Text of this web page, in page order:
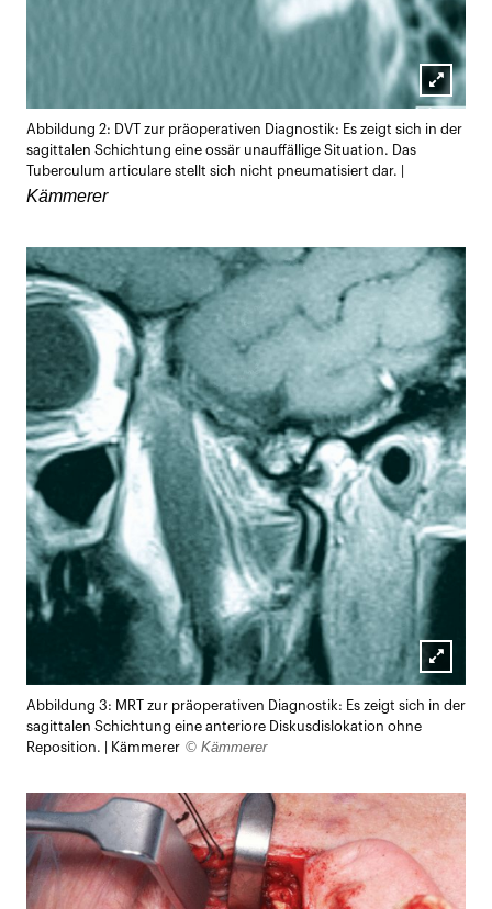
öffnen
Abbildung 2: DVT zur präoperativen Diagnostik: Es zeigt sich in der
sagittalen Schichtung eine ossär unauffällige Situation. Das
Tuberculum articulare stellt sich nicht pneumatisiert dar. |
Kämmerer
öffnen
Abbildung 3: MRT zur präoperativen Diagnostik: Es zeigt sich in der
sagittalen Schichtung eine anteriore Diskusdislokation ohne
Reposition. | Kämmerer © Kämmerer